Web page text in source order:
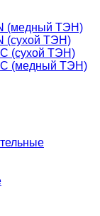
(медный ТЭН)
(сухой ТЭН)
(сухой ТЭН)
(медный ТЭН)